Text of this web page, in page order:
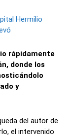
Hermilio
rápidamente
donde los
y
del autor de
el intervenido